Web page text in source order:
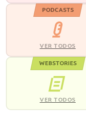
PODCASTS
VER TODOS
WEBSTORIES
VER TODOS